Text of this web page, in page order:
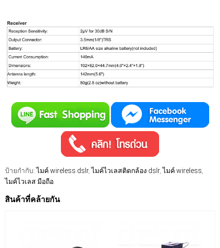
ป้ายกำกับ: ไมค์ wireless dslr,ไมค์ไวเลสติดกล้อง dslr,ไมค์ wireless
ไมค์ไวเลส มือถือ
สินค้าที่คล้ายกัน